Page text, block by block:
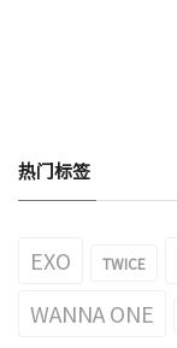
热门标签
EXO TWICE
WANNA ONE